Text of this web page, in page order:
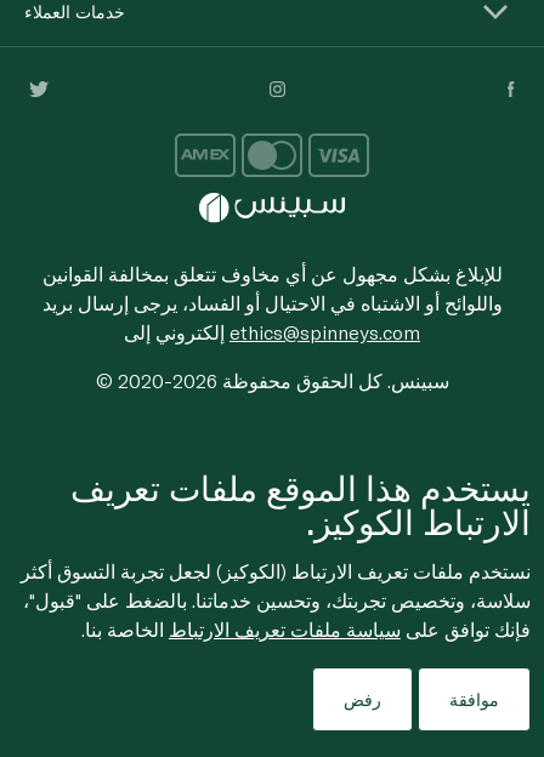
خدمات العملاء
للإبلاغ بشكل مجهول عن أي مخاوف تتعلق بمخالفة القوانين
واللوائح أو الاشتباه في الاحتيال أو الفساد، يرجى إرسال بريد
ethics@spinneys.com
© 2020-2026 سبينس. كل الحقوق محفوظة
يستخدم هذا الموقع ملفات تعريف
الارتباط الكوكيز.
نستخدم ملفات تعريف الارتباط (الكوكيز) لجعل تجربة التسوق أكثر
سلاسة، وتخصيص تجربتك، وتحسين خدماتنا. بالضغط على "قبول"،
فإنك توافق على سياسة ملفات تعريف الارتباط الخاصة بنا.
موافقة رفض